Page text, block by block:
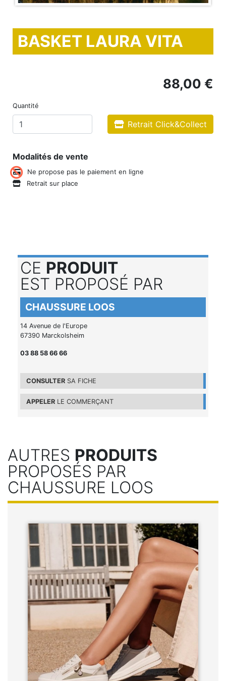
BASKET LAURA VITA
88,00 €
Quantité
Retrait Click&Collect
Modalités de vente
Ne propose pas le paiement en ligne
Retrait sur place
CE PRODUIT
EST PROPOSÉ PAR
CHAUSSURE LOOS
14 Avenue de l'Europe
67390 Marckolsheim
03 88 58 66 66
CONSULTER SA FICHE
APPELER LE COMMERÇANT
AUTRES PRODUITS
PROPOSÉS PAR
CHAUSSURE LOOS